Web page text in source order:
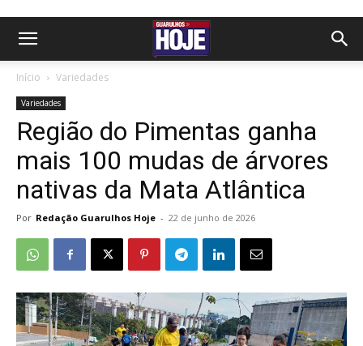
Início Variedades
Variedades
Região do Pimentas ganha
mais 100 mudas de árvores
nativas da Mata Atlântica
Por Redação Guarulhos Hoje - 22 de junho de 2026